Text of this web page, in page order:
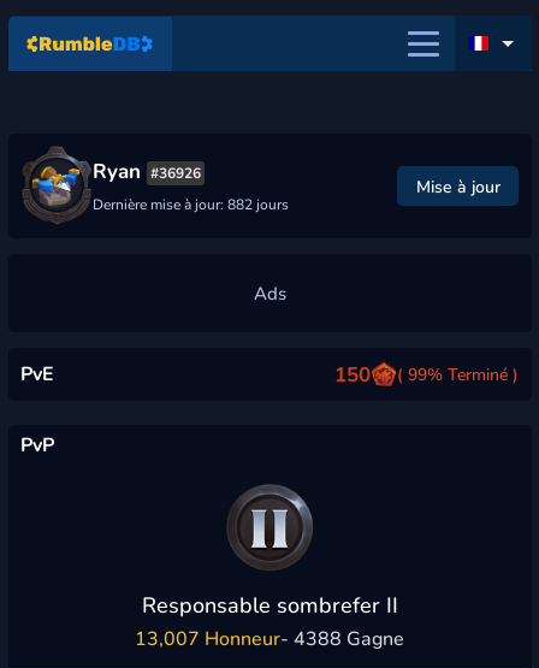
Ryan #36926
Dernière mise à jour: 882 jours
Mise à jour
PvE 150 ( 99% Terminé )
PvP
Responsable sombrefer II
13,007 Honneur- 4388 Gagne